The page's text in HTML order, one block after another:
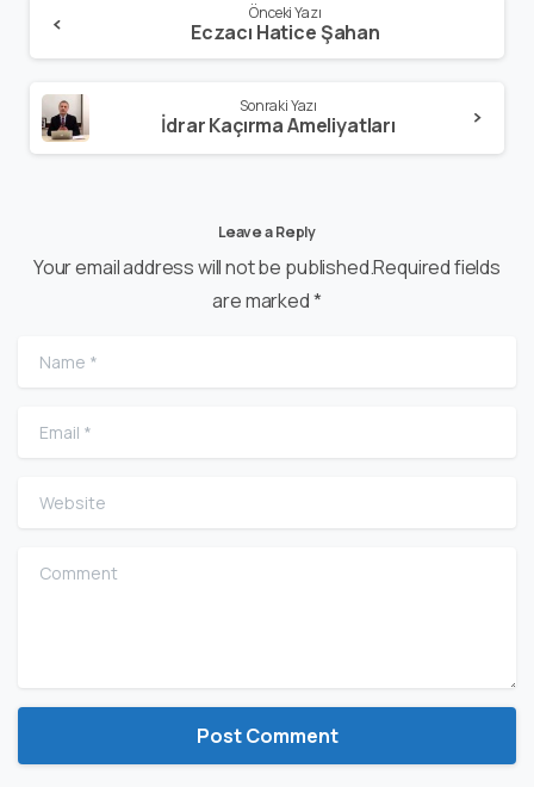
Önceki Yazı
Eczacı Hatice Şahan
Sonraki Yazı
İdrar Kaçırma Ameliyatları
Leave a Reply
Your email address will not be published.Required fields
are marked *
Name
Email
Website
Comment